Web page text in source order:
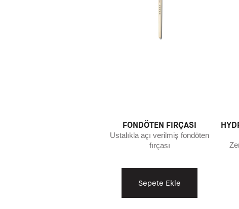
FONDÖTEN FIRÇASI
Ustalıkla açı verilmiş fondöten
fırçası
Sepete Ekle